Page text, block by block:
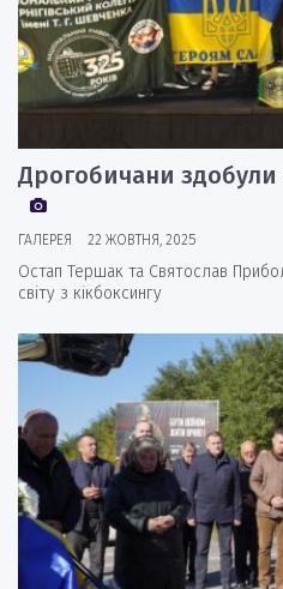
Дрогобичани здобули
ГАЛЕРЕЯ 22 ЖОВТНЯ, 2025
Остап Тершак та Святослав
світу з кікбоксингу